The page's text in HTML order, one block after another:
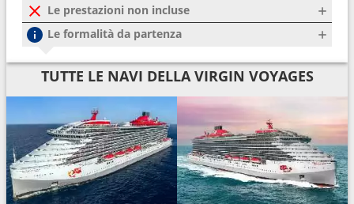
Le prestazioni non incluse
Le formalità da partenza
TUTTE LE NAVI DELLA VIRGIN VOYAGES